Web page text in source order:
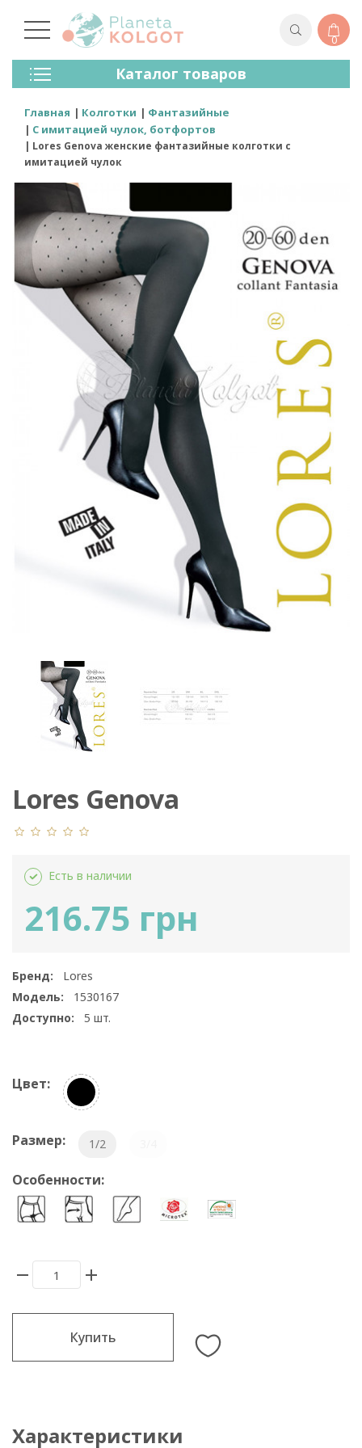
0
Каталог товаров
Колготки
Чулки
Лосины (леггинсы)
Носки И Гольфы
Спортивная Одежда
Для Мужчин
Для Детей
Бренды
Главная Колготки
Фантазийные
С имитацией чулок, ботфортов
Lores Genova женские фантазийные колготки с
имитацией чулок
Lores Genova
Есть в наличии
216.75 грн
Бренд:
Lores
Модель:
1530167
Доступно:
5 шт.
Цвет:
Размер: 1/2
Особенности:
Купить
Характеристики